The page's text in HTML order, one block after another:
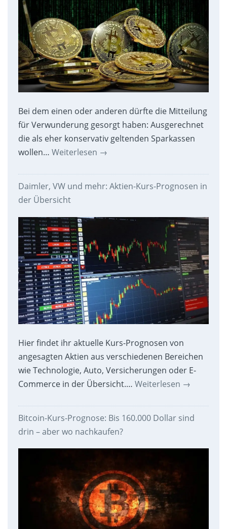
Bei dem einen oder anderen dürfte die Mitteilung
für Verwunderung gesorgt haben: Ausgerechnet
die als eher konservativ geltenden Sparkassen
wollen… Weiterlesen →
Daimler, VW und mehr: Aktien-Kurs-Prognosen in
der Übersicht
Hier findet ihr aktuelle Kurs-Prognosen von
angesagten Aktien aus verschiedenen Bereichen
wie Technologie, Auto, Versicherungen oder E-
Commerce in der Übersicht.… Weiterlesen →
Bitcoin-Kurs-Prognose: Bis 160.000 Dollar sind
drin – aber wo nachkaufen?